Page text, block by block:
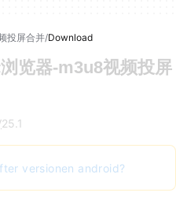
投屏合并 Download
览器-m3u8视频投屏
25.1
versionen android?